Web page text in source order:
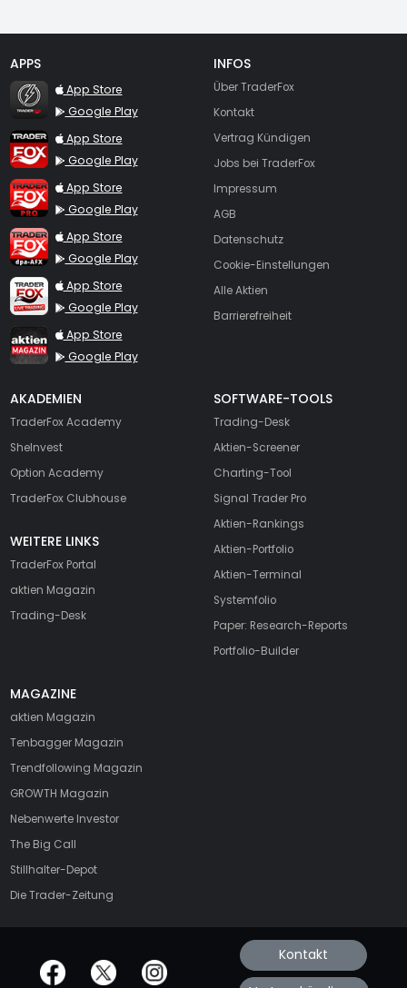
APPS
TraderFox Flash
App Store
Google Play
TraderFox App
App Store
Google Play
TraderFox Pro
App Store
Google Play
TraderFox dpa-AFX ProFeed
App Store
Google Play
TraderFox Live Trading
App Store
Google Play
TraderFox aktien Magazin
App Store
Google Play
INFOS
Über TraderFox
Kontakt
Vertrag Kündigen
Jobs bei TraderFox
Impressum
AGB
Datenschutz
Cookie-Einstellungen
Alle Aktien
Barrierefreiheit
AKADEMIEN
TraderFox Academy
SheInvest
Option Academy
TraderFox Clubhouse
WEITERE LINKS
TraderFox Portal
aktien Magazin
Trading-Desk
SOFTWARE-TOOLS
Trading-Desk
Aktien-Screener
Charting-Tool
Signal Trader Pro
Aktien-Rankings
Aktien-Portfolio
Aktien-Terminal
Systemfolio
Paper: Research-Reports
Portfolio-Builder
MAGAZINE
aktien Magazin
Tenbagger Magazin
Trendfollowing Magazin
GROWTH Magazin
Nebenwerte Investor
The Big Call
Stillhalter-Depot
Die Trader-Zeitung
offizielle Social Media-Accounts Kontakt